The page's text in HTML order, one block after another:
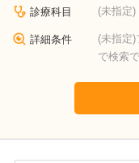
診療科目 (未指定)
詳細条件
(未指定
で検索